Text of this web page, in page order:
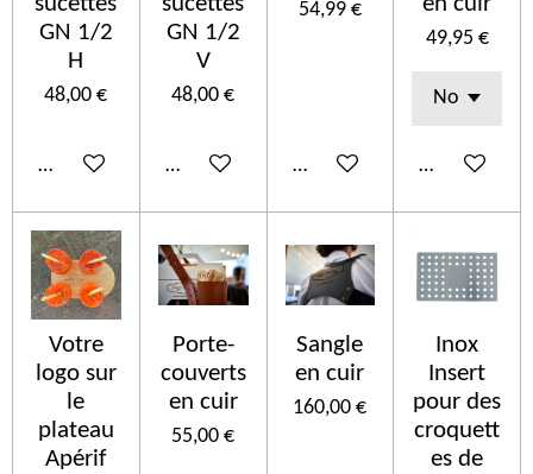
GN 1/2
H
48,00 €
Ajouter au panier
GN 1/2
V
48,00 €
Ajouter au panier
54,99 €
Ajouter au panier
49,95 €
Ajouter au
Votre
logo sur
le
plateau
Apérif
Porte-
couverts
en cuir
55,00 €
Sangle
en cuir
160,00 €
Inox
Insert
pour des
croquett
es de